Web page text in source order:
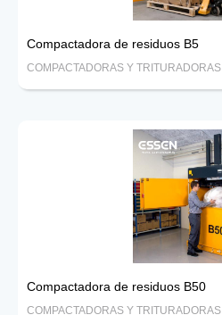
Compactadora de residuos B5
COMPACTADORAS Y TRITURADORAS
Compactadora de residuos B50
COMPACTADORAS Y TRITURADORAS